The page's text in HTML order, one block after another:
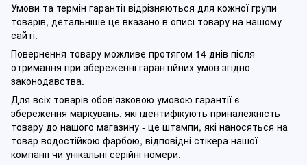
Умови та термін гарантії відрізняються для кожної групи
товарів, детальніше це вказано в описі товару на нашому
сайті.
Повернення товару можливе протягом 14 днів після
отримання при збереженні гарантійних умов згідно
законодавства.
Для всіх товарів обов'язковою умовою гарантії є
збереження маркувань, які ідентифікують приналежність
товару до нашого магазину - це штампи, які наносяться на
товар водостійкою фарбою, відповідні стікера нашої
компанії чи унікальні серійні номери.